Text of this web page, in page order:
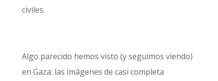
civiles.
Algo parecido hemos visto (y seguimos viendo)
en Gaza: las imágenes de casi completa